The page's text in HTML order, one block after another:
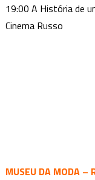
19:00 A História de
Cinema Russo
MUSEU DA MODA